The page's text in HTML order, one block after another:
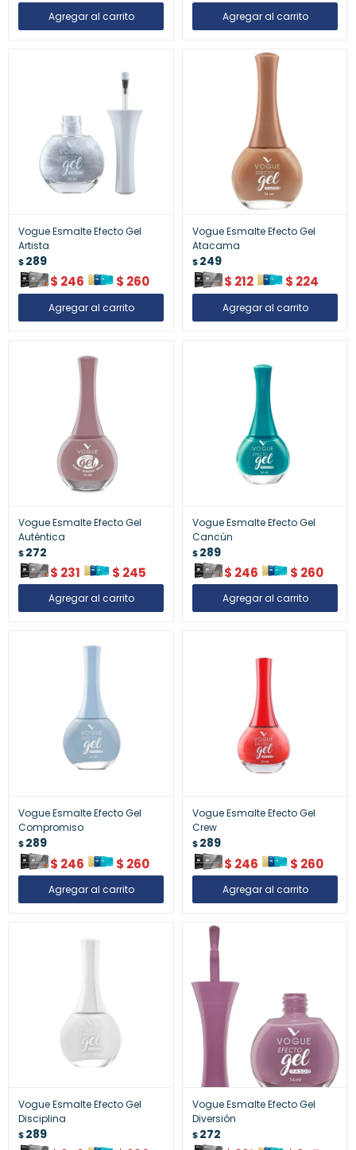
Vogue Esmalte Efecto Gel
Artista
$289
$ 246 $ 260
Vogue Esmalte Efecto Gel
Atacama
$249
$ 212 $ 224
Vogue Esmalte Efecto Gel
Auténtica
$272
$ 231 $ 245
Vogue Esmalte Efecto Gel
Cancún
$289
$ 246 $ 260
Vogue Esmalte Efecto Gel
Compromiso
$289
$ 246 $ 260
Vogue Esmalte Efecto Gel
Crew
$289
$ 246 $ 260
Vogue Esmalte Efecto Gel
Disciplina
$289
Vogue Esmalte Efecto Gel
Diversión
$272